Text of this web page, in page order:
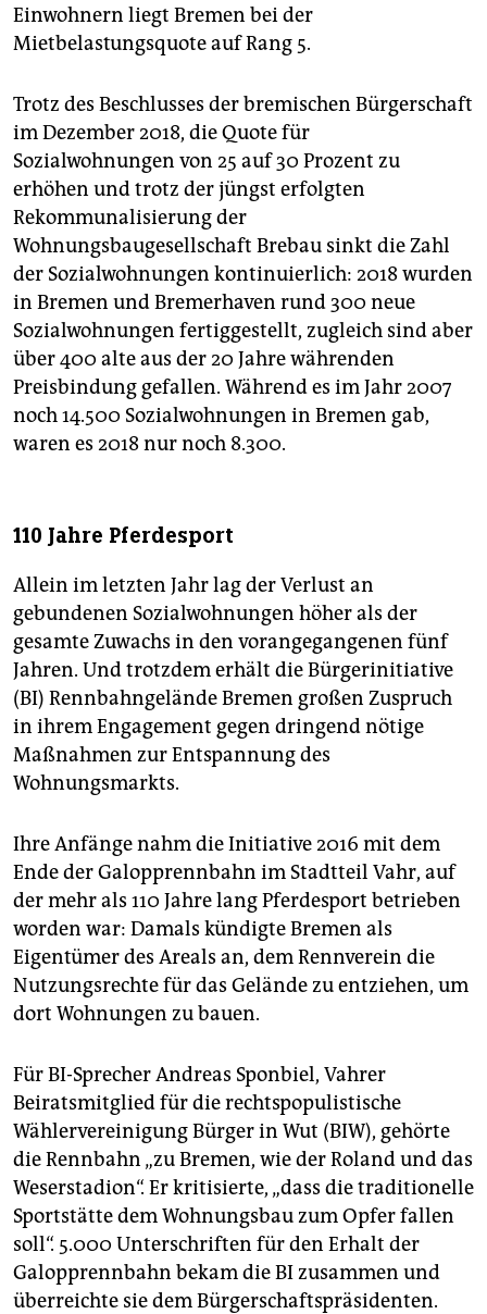
Einwohnern liegt Bremen bei der
Mietbelastungsquote auf Rang 5.
Trotz des Beschlusses der bremischen Bürgerschaft
im Dezember 2018, die Quote für
Sozialwohnungen von 25 auf 30 Prozent zu
erhöhen und trotz der jüngst erfolgten
Rekommunalisierung der
Wohnungsbaugesellschaft Brebau sinkt die Zahl
der Sozialwohnungen kontinuierlich: 2018 wurden
in Bremen und Bremerhaven rund 300 neue
Sozialwohnungen fertiggestellt, zugleich sind aber
über 400 alte aus der 20 Jahre währenden
Preisbindung gefallen. Während es im Jahr 2007
noch 14.500 Sozialwohnungen in Bremen gab,
waren es 2018 nur noch 8.300.
110 Jahre Pferdesport
Allein im letzten Jahr lag der Verlust an
gebundenen Sozialwohnungen höher als der
gesamte Zuwachs in den vorangegangenen fünf
Jahren. Und trotzdem erhält die Bürgerinitiative
(BI) Rennbahngelände Bremen großen Zuspruch
in ihrem Engagement gegen dringend nötige
Maßnahmen zur Entspannung des
Wohnungsmarkts.
Ihre Anfänge nahm die Initiative 2016 mit dem
Ende der Galopprennbahn im Stadtteil Vahr, auf
der mehr als 110 Jahre lang Pferdesport betrieben
worden war: Damals kündigte Bremen als
Eigentümer des Areals an, dem Rennverein die
Nutzungsrechte für das Gelände zu entziehen, um
dort Wohnungen zu bauen.
Für BI-Sprecher Andreas Sponbiel, Vahrer
Beiratsmitglied für die rechtspopulistische
Wählervereinigung Bürger in Wut (BIW), gehörte
die Rennbahn „zu Bremen, wie der Roland und das
Weserstadion“. Er kritisierte, „dass die traditionelle
Sportstätte dem Wohnungsbau zum Opfer fallen
soll“. 5.000 Unterschriften für den Erhalt der
Galopprennbahn bekam die BI zusammen und
überreichte sie dem Bürgerschaftspräsidenten.